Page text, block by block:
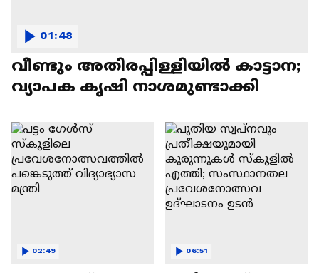
വീണ്ടും അതിരപ്പിള്ളിയിൽ കാട്ടാന;
വ്യാപക കൃഷി നാശമുണ്ടാക്കി
01:48
02:49 06:51